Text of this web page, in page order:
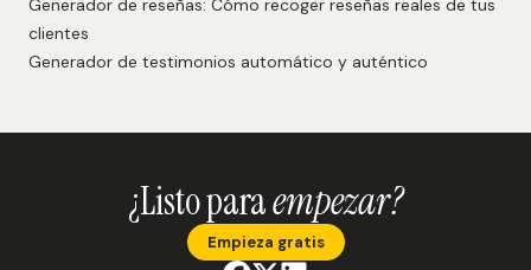
Generador de reseñas: Cómo recoger reseñas reales de tus
clientes
Generador de testimonios automático y auténtico
¿Listo paraempezar?
Empieza gratis